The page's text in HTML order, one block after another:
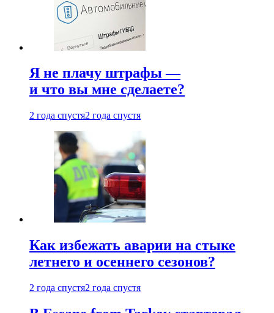
Я не плачу штрафы —
и что вы мне сделаете?
2 года спустя2 года спустя
Как избежать аварии на стыке
летнего и осеннего сезонов?
2 года спустя2 года спустя